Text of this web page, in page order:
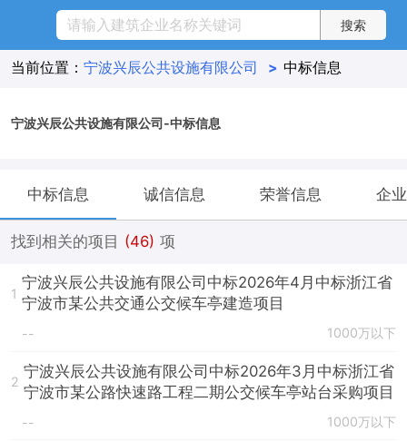
当前位置： 宁波兴辰公共设施有限公司 > 中标信息
宁波兴辰公共设施有限公司-中标信息
中标信息 诚信信息 荣誉信息 企
找到相关的项目 (46) 项
1
宁波兴辰公共设施有限公司中标2026年4月中标浙江省
宁波市某公共交通公交候车亭建造项目
-- 1000万以下
2
宁波兴辰公共设施有限公司中标2026年3月中标浙江省
宁波市某公路快速路工程二期公交候车亭站台采购项目
-- 1000万以下